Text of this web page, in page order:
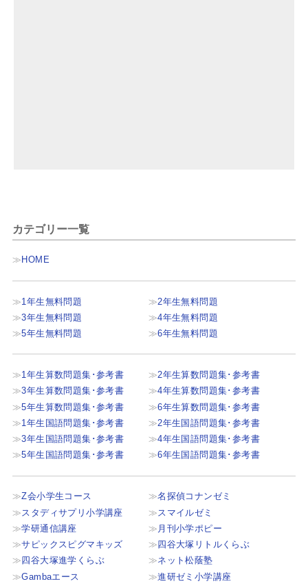
カテゴリー一覧
HOME
1年生無料問題
2年生無料問題
3年生無料問題
4年生無料問題
5年生無料問題
6年生無料問題
1年生算数問題集･参考書
2年生算数問題集･参考書
3年生算数問題集･参考書
4年生算数問題集･参考書
5年生算数問題集･参考書
6年生算数問題集･参考書
1年生国語問題集･参考書
2年生国語問題集･参考書
3年生国語問題集･参考書
4年生国語問題集･参考書
5年生国語問題集･参考書
6年生国語問題集･参考書
Z会小学生コース
名探偵コナンゼミ
スタディサプリ小学講座
スマイルゼミ
学研通信講座
月刊小学ポピー
サピックスピグマキッズ
四谷大塚リトルくらぶ
四谷大塚進学くらぶ
ネット松蔭塾
Gambaエース
進研ゼミ小学講座